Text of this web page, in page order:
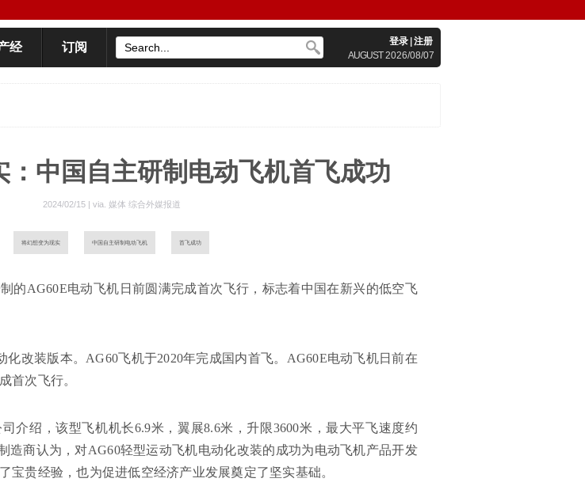
经 订阅 登录 注册
AUGUST2026/08/07
：中国自主研制电动飞机首飞成功
2024/02/15 | via. 媒体 综合外媒报道
将幻想变为现实 中国自主研制电动飞机 首飞成功
的AG60E电动飞机日前圆满完成首次飞行，标志着中国在新兴的低空飞
化改装版本。AG60飞机于2020年完成国内首飞。AG60E电动飞机日前在
首次飞行。
介绍，该型飞机机长6.9米，翼展8.6米，升限3600米，最大平飞速度约
造商认为，对AG60轻型运动飞机电动化改装的成功为电动飞机产品开发
宝贵经验，也为促进低空经济产业发展奠定了坚实基础。